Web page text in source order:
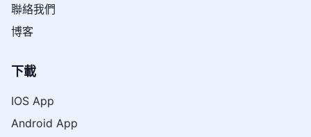
聯絡我們
博客
下載
IOS App
Android App